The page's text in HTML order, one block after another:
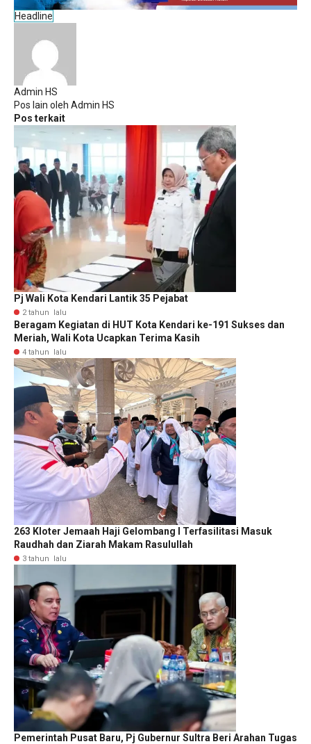
Headline
Admin HS
Pos lain oleh Admin HS
Pos terkait
Pj Wali Kota Kendari Lantik 35 Pejabat
2 tahun lalu
Beragam Kegiatan di HUT Kota Kendari ke-191 Sukses dan
Meriah, Wali Kota Ucapkan Terima Kasih
4 tahun lalu
263 Kloter Jemaah Haji Gelombang I Terfasilitasi Masuk
Raudhah dan Ziarah Makam Rasulullah
3 tahun lalu
Pemerintah Pusat Baru, Pj Gubernur Sultra Beri Arahan Tugas